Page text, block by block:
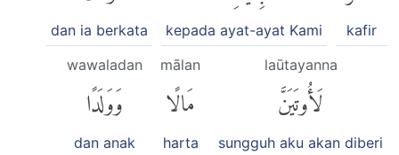
kafir
kepada ayat-ayat Kami
dan ia berkata
laūtayanna
لَأُوتَيَنَّ
sungguh aku akan diberi
mālan
مَالًا
harta
wawaladan
وَوَلَدًا
dan anak